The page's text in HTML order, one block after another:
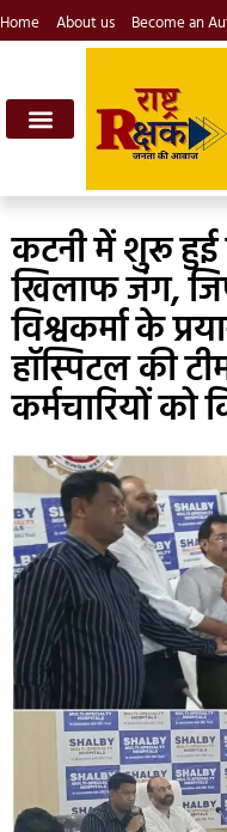
Home About us Become an
कटनी में शुरू
खिलाफ जंग,
विश्वकर्मा के
हॉस्पिटल की
कर्मचारियों को